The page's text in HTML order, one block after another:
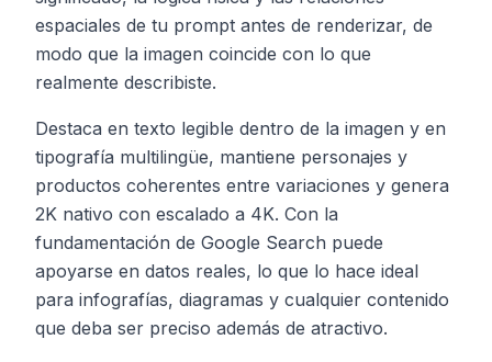
espaciales de tu prompt antes de renderizar, de
modo que la imagen coincide con lo que
realmente describiste.
Destaca en texto legible dentro de la imagen y en
tipografía multilingüe, mantiene personajes y
productos coherentes entre variaciones y genera
2K nativo con escalado a 4K. Con la
fundamentación de Google Search puede
apoyarse en datos reales, lo que lo hace ideal
para infografías, diagramas y cualquier contenido
que deba ser preciso además de atractivo.